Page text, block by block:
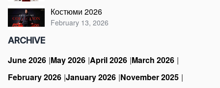
Костюми 2026
February 13, 2026
ARCHIVE
June 2026 May 2026 April 2026 March 2026
February 2026 January 2026 November 2025